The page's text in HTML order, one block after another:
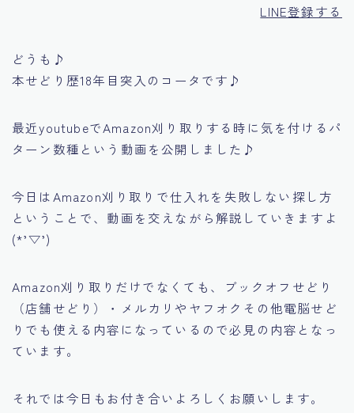
LINE登録する
どうも♪
本せどり歴18年目突入のコータです♪
最近youtubeでAmazon刈り取りする時に気を付けるパ
ターン数種 という動画を公開しました♪
今日はAmazon刈り取りで仕入れを失敗しない探し方
ということで、動画を交えながら解説していきますよ
(*’▽’)
Amazon刈り取りだけでなくても、ブックオフせどり
（店舗せどり）・メルカリやヤフオクその他電脳せど
りでも使える内容になっているので必見の内容となっ
ています。
それでは今日もお付き合いよろしくお願いします。